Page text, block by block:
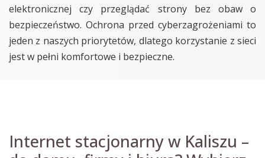
elektronicznej czy przeglądać strony bez obaw o
bezpieczeństwo. Ochrona przed cyberzagrożeniami to
jeden z naszych priorytetów, dlatego korzystanie z sieci
jest w pełni komfortowe i bezpieczne.
Internet stacjonarny w Kaliszu –